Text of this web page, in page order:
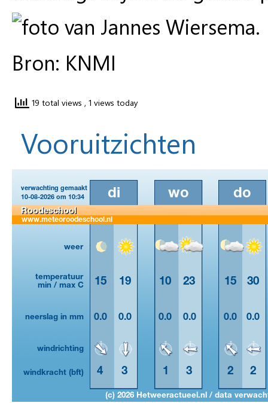
Bron: KNMI
19 total views , 1 views today
Vooruitzichten